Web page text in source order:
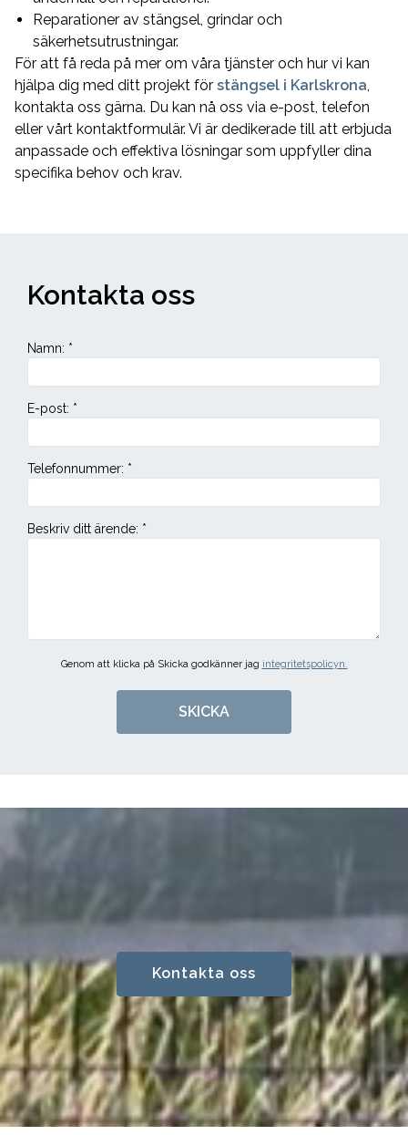
Reparationer av stängsel, grindar och
säkerhetsutrustningar.
För att få reda på mer om våra tjänster och hur vi kan
hjälpa dig med ditt projekt för stängsel i Karlskrona,
kontakta oss gärna. Du kan nå oss via e-post, telefon
eller vårt kontaktformulär. Vi är dedikerade till att erbjuda
anpassade och effektiva lösningar som uppfyller dina
specifika behov och krav.
Kontakta oss
Namn: *
E-post: *
Telefonnummer: *
Beskriv ditt ärende: *
Genom att klicka på Skicka godkänner jag integritetspolicyn.
SKICKA
Kontakta oss